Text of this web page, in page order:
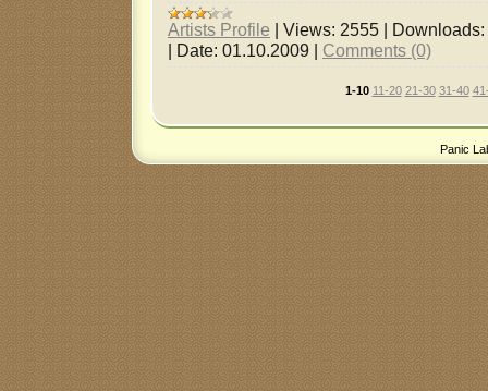
Artists Profile | Views: 2555 | Downloads:
| Date: 01.10.2009 | Comments (0)
1-10 11-20 21-30 31-40
Panic